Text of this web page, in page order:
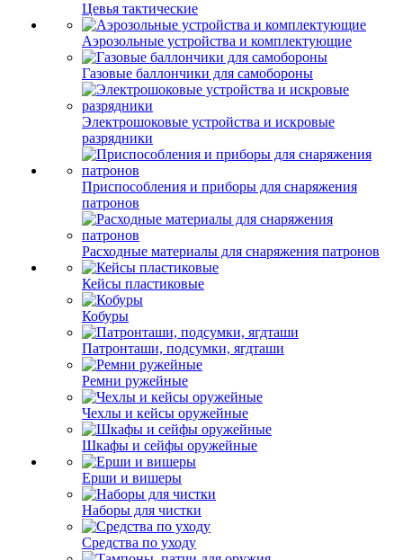
Цевья тактические
Аэрозольные устройства и комплектующие
Газовые баллончики для самобороны
Электрошоковые устройства и искровые
разрядники
Приспособления и приборы для снаряжения
патронов
Расходные материалы для снаряжения патронов
Кейсы пластиковые
Кобуры
Патронташи, подсумки, ягдташи
Ремни ружейные
Чехлы и кейсы оружейные
Шкафы и сейфы оружейные
Ерши и вишеры
Наборы для чистки
Средства по уходу